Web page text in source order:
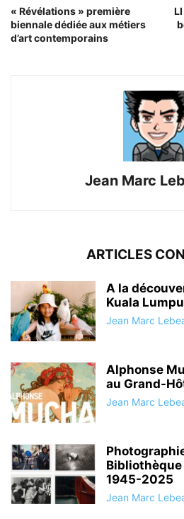
« Révélations » première
biennale dédiée aux métiers
d’art contemporains
Jean Marc
ARTICLES
A la
Kuala
Jean Marc
Alphonse
au Grand-
Jean Marc
1945-2025
Jean Marc